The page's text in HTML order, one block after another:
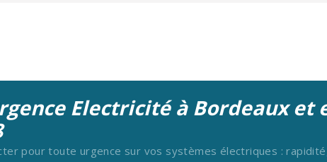
Electricité à Bordeaux et
pour toute urgence sur vos systèmes électriques :